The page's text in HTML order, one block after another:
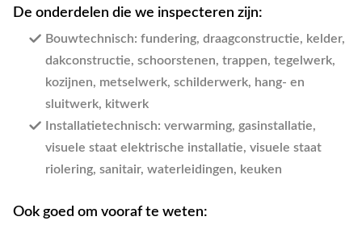
De onderdelen die we inspecteren zijn:
Bouwtechnisch: fundering, draagconstructie, kelder,
dakconstructie, schoorstenen, trappen, tegelwerk,
kozijnen, metselwerk, schilderwerk, hang- en
sluitwerk, kitwerk
Installatietechnisch: verwarming, gasinstallatie,
visuele staat elektrische installatie, visuele staat
riolering, sanitair, waterleidingen, keuken
Ook goed om vooraf te weten: